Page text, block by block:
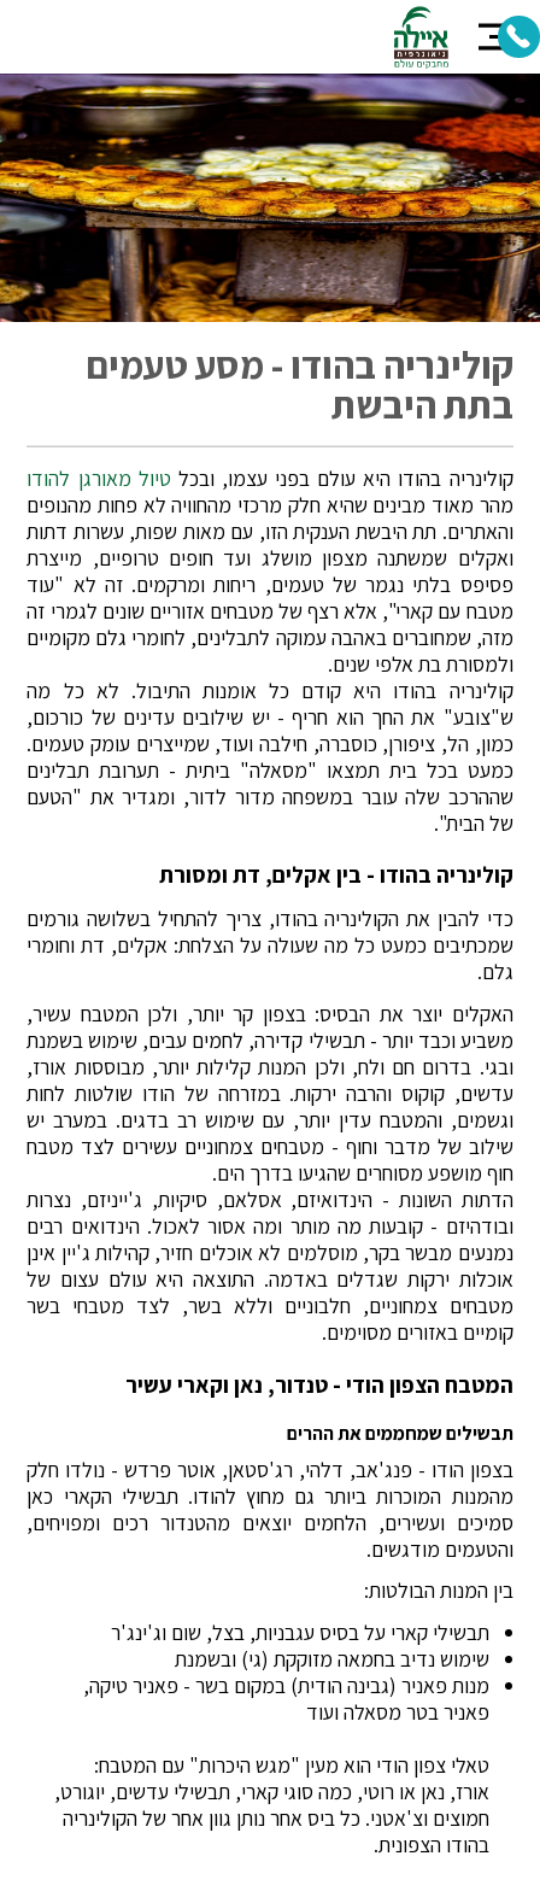
קולינריה בהודו - מסע טעמים
בתת היבשת
קולינריה בהודו היא עולם בפני עצמו, ובכל טיול מאורגן להודו
מהר מאוד מבינים שהיא חלק מרכזי מהחוויה לא פחות מהנופים
והאתרים. תת היבשת הענקית הזו, עם מאות שפות, עשרות דתות
ואקלים שמשתנה מצפון מושלג ועד חופים טרופיים, מייצרת
פסיפס בלתי נגמר של טעמים, ריחות ומרקמים. זה לא "עוד
מטבח עם קארי", אלא רצף של מטבחים אזוריים שונים לגמרי זה
מזה, שמחוברים באהבה עמוקה לתבלינים, לחומרי גלם מקומיים
ולמסורת בת אלפי שנים.
קולינריה בהודו היא קודם כל אומנות התיבול. לא כל מה
ש"צובע" את החך הוא חריף - יש שילובים עדינים של כורכום,
כמון, הל, ציפורן, כוסברה, חילבה ועוד, שמייצרים עומק טעמים.
כמעט בכל בית תמצאו "מסאלה" ביתית - תערובת תבלינים
שההרכב שלה עובר במשפחה מדור לדור, ומגדיר את "הטעם
של הבית".
קולינריה בהודו - בין אקלים, דת ומסורת
כדי להבין את הקולינריה בהודו, צריך להתחיל בשלושה גורמים
שמכתיבים כמעט כל מה שעולה על הצלחת: אקלים, דת וחומרי
גלם.
האקלים יוצר את הבסיס: בצפון קר יותר, ולכן המטבח עשיר,
משביע וכבד יותר - תבשילי קדירה, לחמים עבים, שימוש בשמנת
ובגי. בדרום חם ולח, ולכן המנות קלילות יותר, מבוססות אורז,
עדשים, קוקוס והרבה ירקות. במזרחה של הודו שולטות לחות
וגשמים, והמטבח עדין יותר, עם שימוש רב בדגים. במערב יש
שילוב של מדבר וחוף - מטבחים צמחוניים עשירים לצד מטבח
חוף מושפע מסוחרים שהגיעו בדרך הים.
הדתות השונות - הינדואיזם, אסלאם, סיקיות, ג'ייניזם, נצרות
ובודהיזם - קובעות מה מותר ומה אסור לאכול. הינדואים רבים
נמנעים מבשר בקר, מוסלמים לא אוכלים חזיר, קהילות ג'יין אינן
אוכלות ירקות שגדלים באדמה. התוצאה היא עולם עצום של
מטבחים צמחוניים, חלבוניים וללא בשר, לצד מטבחי בשר
קומיים באזורים מסוימים.
המטבח הצפון הודי - טנדור, נאן וקארי עשיר
תבשילים שמחממים את ההרים
בצפון הודו - פנג'אב, דלהי, רג'סטאן, אוטר פרדש - נולדו חלק
מהמנות המוכרות ביותר גם מחוץ להודו. תבשילי הקארי כאן
סמיכים ועשירים, הלחמים יוצאים מהטנדור רכים ומפויחים,
והטעמים מודגשים.
בין המנות הבולטות:
תבשילי קארי על בסיס עגבניות, בצל, שום וג'ינג'ר
שימוש נדיב בחמאה מזוקקת (גי) ובשמנת
מנות פאניר (גבינה הודית) במקום בשר - פאניר טיקה,
פאניר בטר מסאלה ועוד
טאלי צפון הודי הוא מעין "מגש היכרות" עם המטבח:
אורז, נאן או רוטי, כמה סוגי קארי, תבשילי עדשים, יוגורט,
חמוצים וצ'אטני. כל ביס אחר נותן גוון אחר של הקולינריה
בהודו הצפונית.